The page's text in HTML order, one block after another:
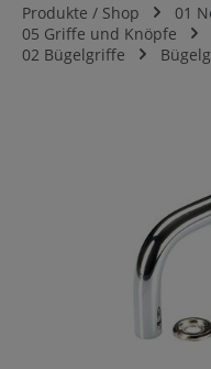
Produkte / Shop
01
05 Griffe und Knöpfe
02 Bügelgriffe